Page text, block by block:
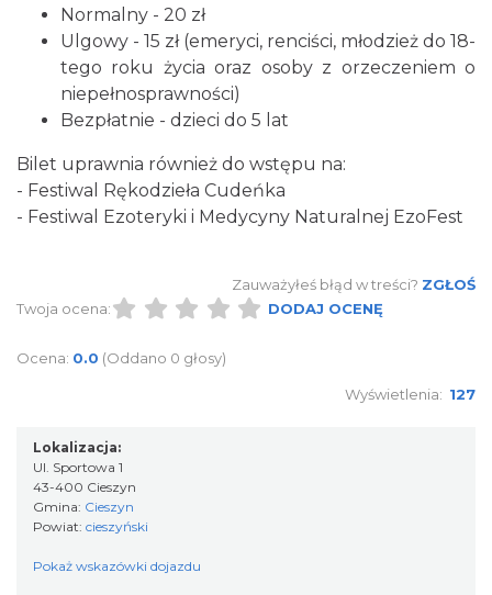
Cieszyn
3.73 km
Normalny - 20 zł
Ulgowy - 15 zł (emeryci, renciści, młodzież do 18-
tego roku życia oraz osoby z orzeczeniem o
niepełnosprawności)
Bezpłatnie - dzieci do 5 lat
Bilet uprawnia również do wstępu na:
- Festiwal Rękodzieła Cudeńka
- Festiwal Ezoteryki i Medycyny Naturalnej EzoFest
Zauważyłeś błąd w treści? ZGŁOŚ
Twoja ocena:
DODAJ OCENĘ
Ocena: 0.0 (Oddano 0 głosy)
Wyświetlenia: 127
Lokalizacja:
Ul. Sportowa 1
43-400 Cieszyn
Gmina: Cieszyn
Powiat: cieszyński
Pokaż wskazówki dojazdu